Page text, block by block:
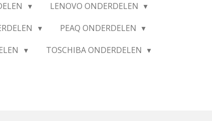
LENOVO ONDERDELEN
PEAQ ONDERDELEN
TOSCHIBA ONDERDELEN